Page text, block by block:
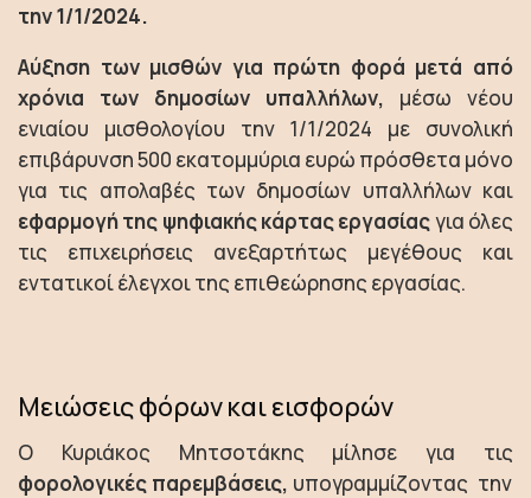
την 1/1/2024.
Αύξηση των μισθών για πρώτη φορά μετά από
χρόνια των δημοσίων υπαλλήλων, μέσω νέου
ενιαίου μισθολογίου την 1/1/2024 με συνολική
επιβάρυνση 500 εκατομμύρια ευρώ πρόσθετα μόνο
για τις απολαβές των δημοσίων υπαλλήλων και
εφαρμογή της ψηφιακής κάρτας εργασίαςγια όλες
τις επιχειρήσεις ανεξαρτήτως μεγέθους και
εντατικοί έλεγχοι της επιθεώρησης εργασίας.
Μειώσεις φόρων και εισφορών
Ο Κυριάκος Μητσοτάκης μίλησε για τις
φορολογικές παρεμβάσεις, υπογραμμίζοντας την